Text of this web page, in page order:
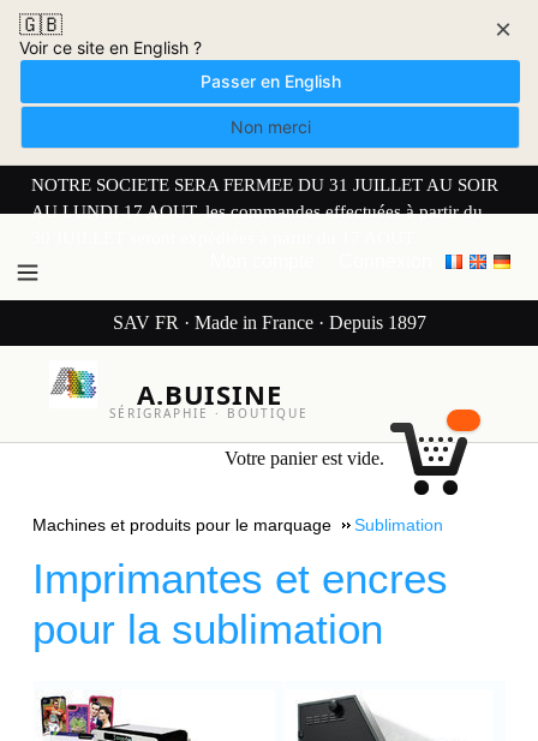
🇬🇧
Voir ce site en English ?
Passer en English
Non merci
×
NOTRE SOCIETE SERA FERMEE DU 31 JUILLET AU SOIR
AU LUNDI 17 AOUT. les commandes effectuées à partir du
SAV FR · Made in France · Depuis 1897
A.BUISINE
SÉRIGRAPHIE · BOUTIQUE
Votre panier est vide.
Machines et produits pour le marquage Sublimation
Imprimantes et encres
pour la sublimation
Titre 1